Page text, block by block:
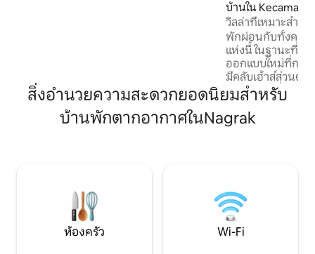
บ้านใน
ndung
วิลล่าที่เหมาะสำห
ลส์ กาโดก ปุนกัก
พักผ่อนกับทั้งครอ
แห่งนี้ ในฐานะที่เป็
ออกแบบใหม่ที่กระ
มีคลับเฮ้าส์ส่วนตัว
ครอบครัวเพื่อว่าย
อำนวยความสะดว
สัตว์/สวนสาธารณ
บริเวณใกล้เคียงแ
สิ่งอำนวยความสะดวกยอดนิยมสำหรับ
บ้านพักตากอากาศในNagrak
ห้องครัว Wi-Fi